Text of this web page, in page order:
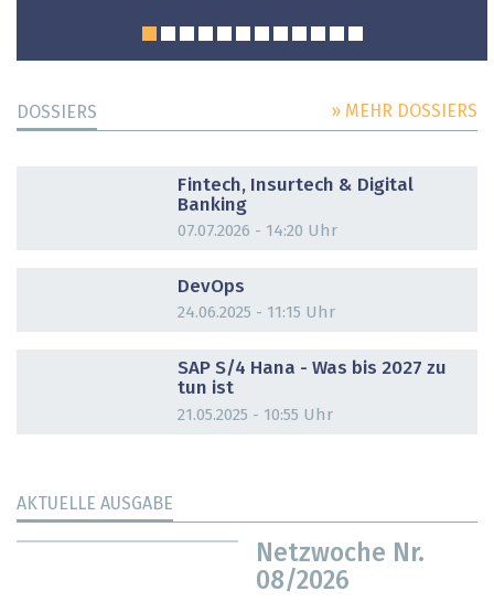
DOSSIERS » MEHR DOSSIERS
Fintech, Insurtech & Digital
Banking
07.07.2026 - 14:20 Uhr
DevOps
24.06.2025 - 11:15 Uhr
SAP S/4 Hana - Was bis 2027 zu
tun ist
21.05.2025 - 10:55 Uhr
AKTUELLE AUSGABE
Netzwoche Nr.
08/2026